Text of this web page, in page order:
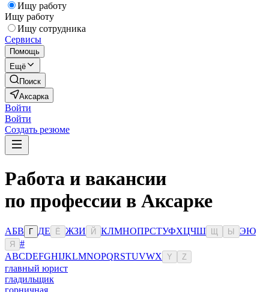
Ищу работу
Ищу работу
Ищу сотрудника
Сервисы
Помощь
Ещё
Поиск
Аксарка
Войти
Войти
Создать резюме
Работа и вакансии
по профессии в Аксарке
АБВ Г ДЕ Ё ЖЗИ Й КЛМНОПРСТУФХЦЧШ Ы ЭЮ
Я
#
ABCDEFGHIJKLMNOPQRSTUVWX Y Z
главный юрист
гладильщик
горничная